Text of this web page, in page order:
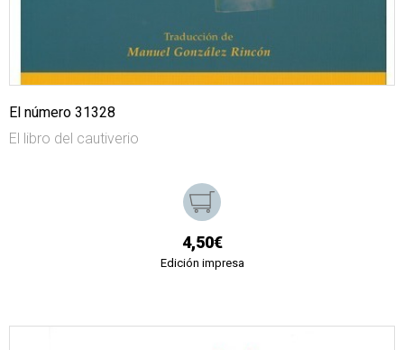
El número 31328
El libro del cautiverio
4,50€
Edición impresa